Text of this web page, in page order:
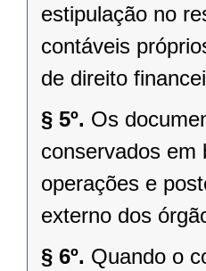
estipulação no
contáveis
de direito
§ 5º. Os
conservados em
operações e
externo dos
§ 6º. Quando o